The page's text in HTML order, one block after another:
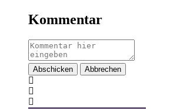
Kommentar
Abschicken Abbrechen